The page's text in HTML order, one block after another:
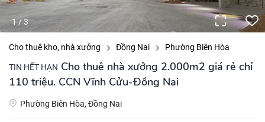
1/3
Cho thuê kho, nhà xưởng Đồng Nai Phường Biên Hòa
TIN HẾT HẠN Cho thuê nhà xưởng 2.000m2 giá rẻ chỉ
110 triệu. CCN Vĩnh Cửu-Đồng Nai
Phường Biên Hòa, Đồng Nai